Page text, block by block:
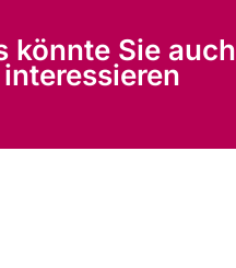
könnte Sie auch
interessieren